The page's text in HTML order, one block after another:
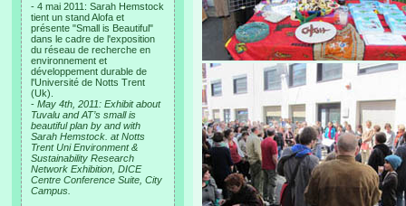
- 4 mai 2011: Sarah Hemstock
tient un stand Alofa et
présente "Small is Beautiful"
dans le cadre de l'exposition
du réseau de recherche en
environnement et
développement durable de
l'Université de Notts Trent
(Uk).
- May 4th, 2011: Exhibit about
Tuvalu and AT’s small is
beautiful plan by and with
Sarah Hemstock. at Notts
Trent Uni Environment &
Sustainability Research
Network Exhibition, DICE
Centre Conference Suite, City
Campus.